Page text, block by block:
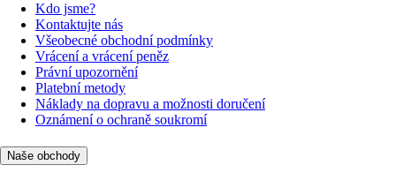
Kdo jsme?
Kontaktujte nás
Všeobecné obchodní podmínky
Vrácení a vrácení peněz
Právní upozornění
Platební metody
Náklady na dopravu a možnosti doručení
Oznámení o ochraně soukromí
Naše obchody